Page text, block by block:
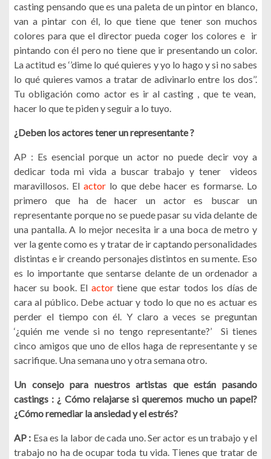
casting pensando que es una paleta de un pintor en blanco,
van a pintar con él, lo que tiene que tener son muchos
colores para que el director pueda coger los colores e ir
pintando con él pero no tiene que ir presentando un color.
La actitud es ‘’dime lo qué quieres y yo lo hago y si no sabes
lo qué quieres vamos a tratar de adivinarlo entre los dos’’.
Tu obligación como actor es ir al casting , que te vean,
hacer lo que te piden y seguir a lo tuyo.
¿Deben los actores tener un representante ?
AP : Es esencial porque un actor no puede decir voy a
dedicar toda mi vida a buscar trabajo y tener videos
maravillosos. El actorlo que debe hacer es formarse. Lo
primero que ha de hacer un actor es buscar un
representante porque no se puede pasar su vida delante de
una pantalla. A lo mejor necesita ir a una boca de metro y
ver la gente como es y tratar de ir captando personalidades
distintas e ir creando personajes distintos en su mente. Eso
es lo importante que sentarse delante de un ordenador a
hacer su book. El actortiene que estar todos los días de
cara al público. Debe actuar y todo lo que no es actuar es
perder el tiempo con él. Y claro a veces se preguntan
‘¿quién me vende si no tengo representante?’ Si tienes
cinco amigos que uno de ellos haga de representante y se
sacrifique. Una semana uno y otra semana otro.
Un consejo para nuestros artistas que están pasando
castings : ¿ Cómo relajarse si queremos mucho un papel?
¿Cómo remediar la ansiedad y el estrés?
AP : Esa es la labor de cada uno. Ser actor es un trabajo y el
trabajo no ha de ocupar toda tu vida. Tienes que tratar de